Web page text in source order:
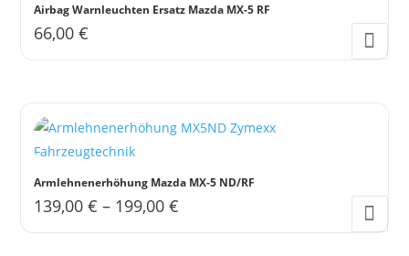
Airbag Warnleuchten Ersatz Mazda MX-5 RF
66,00€
Armlehnenerhöhung Mazda MX-5 ND/RF
139,00€ – 199,00€